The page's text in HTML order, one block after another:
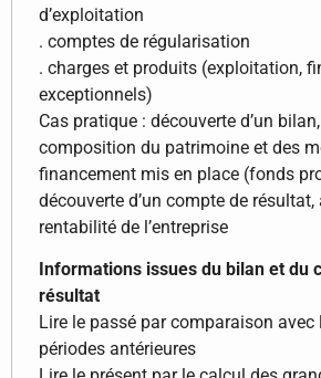
d’exploitation
. comptes de régularisation
. charges et produits (exploitation,
exceptionnels)
Cas pratique : découverte d’un
composition du patrimoine et des
financement mis en place (fonds
découverte d’un compte de
rentabilité de l’entreprise
Informations issues du bilan et du
résultat
Lire le passé par comparaison avec
périodes antérieures